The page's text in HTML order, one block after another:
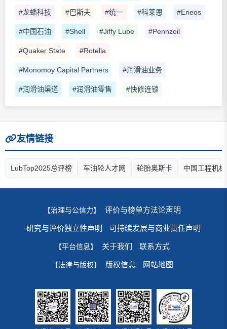
#龙蟠科技 #巴斯夫 #统一 #科莱恩 #Eneos
#中国石油 #Shell #Jiffy Lube #Pennzoil
#Quaker State #Rotella
#Monomoy Capital Partners #润滑油业务
#润滑油渠道 #润滑油零售 #快修连锁
友情链接
LubTop2025总评榜 车油轮人才网 轮胎奥斯卡 中国工程机
【治理与公信力】 评价与榜单方法论声明
研究与评价独立性声明 可持续发展与商业责任声明
【平台信息】 关于我们 联系方式
【法律与版权】 版权信息 网站地图